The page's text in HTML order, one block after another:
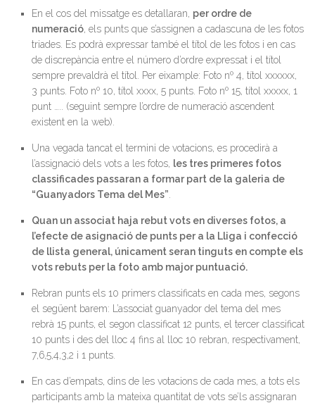
En el cos del missatge es detallaran, per ordre de
numeració , els punts que s’assignen a cadascuna de les fotos
triades. Es podrà expressar també el títol de les fotos i en cas
de discrepància entre el número d’ordre expressat i el títol
sempre prevaldrà el títol. Per eixample: Foto nº 4, títol xxxxxx,
3 punts. Foto nº 10, títol xxxx, 5 punts. Foto nº 15, títol xxxxx, 1
punt ….. (seguint sempre l’ordre de numeració ascendent
existent en la web).
Una vegada tancat el termini de votacions, es procedirà a
l’assignació dels vots a les fotos, les tres primeres fotos
classificades passaran a formar part de la galeria de
“Guanyadors Tema del Mes”
Quan un associat haja rebut vots en diverses fotos, a
l’efecte de asignació de punts per a la Lliga i confecció
de llista general, únicament seran tinguts en compte els
vots rebuts per la foto amb major puntuació.
Rebran punts els 10 primers classificats en cada mes, segons
el següent barem: L’associat guanyador del tema del mes
rebrà 15 punts, el segon classificat 12 punts, el tercer classificat
10 punts i des del lloc 4 fins al lloc 10 rebran, respectivament,
7,6,5,4,3,2 i 1 punts.
En cas d’empats, dins de les votacions de cada mes, a tots els
participants amb la mateixa quantitat de vots se’ls assignaran